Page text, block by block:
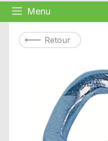
Menu
Retour